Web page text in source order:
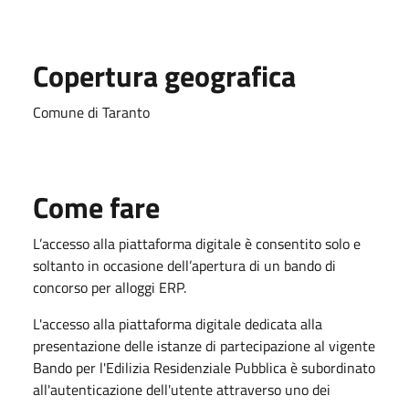
Copertura geografica
Comune di Taranto
Come fare
L’accesso alla piattaforma digitale è consentito solo e
soltanto in occasione dell’apertura di un bando di
concorso per alloggi ERP.
L'accesso alla piattaforma digitale dedicata alla
presentazione delle istanze di partecipazione al vigente
Bando per l'Edilizia Residenziale Pubblica è subordinato
all'autenticazione dell'utente attraverso uno dei